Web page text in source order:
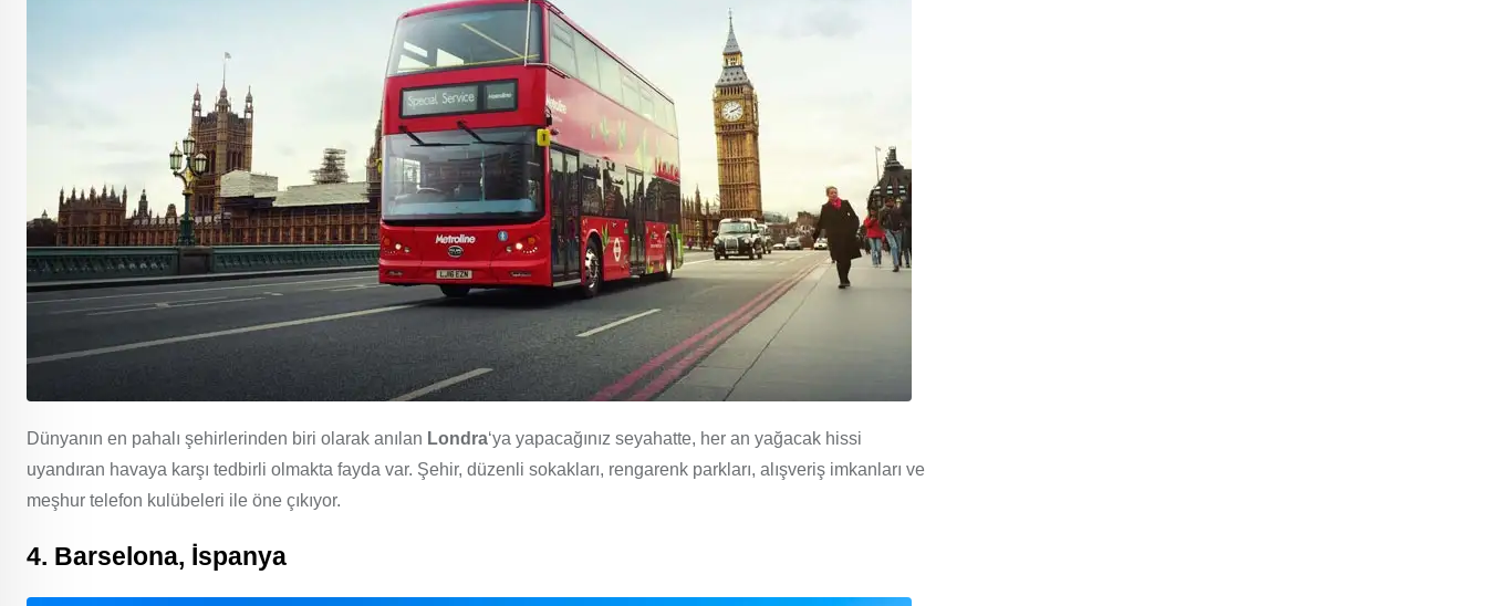
Dünyanın en pahalı şehirlerinden biri olarak anılan Londra‘ya yapacağınız seyahatte, her an yağacak hissi
uyandıran havaya karşı tedbirli olmakta fayda var. Şehir, düzenli sokakları, rengarenk parkları, alışveriş imkanları ve
meşhur telefon kulübeleri ile öne çıkıyor.
4. Barselona, İspanya